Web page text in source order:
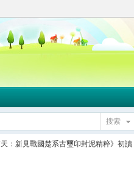
搜索
天：新見戰國楚系古璽印封泥精粹》初讀